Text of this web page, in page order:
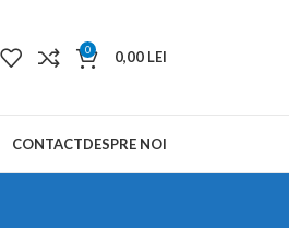
0 0,00 LEI
CONTACTDESPRE NOI